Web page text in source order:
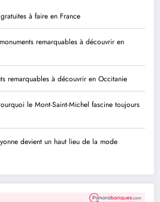
à faire en France
remarquables à découvrir en
remarquables à découvrir en Occitanie
le Mont-Saint-Michel fascine toujours
devient un haut lieu de la mode